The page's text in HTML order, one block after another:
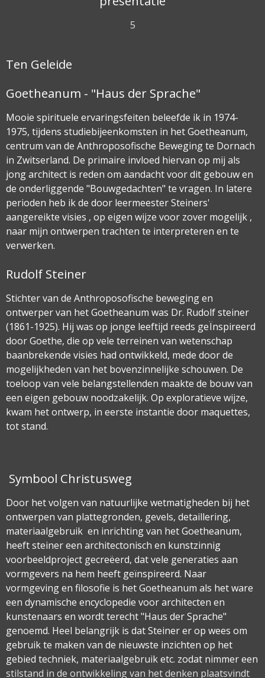
5
Ten Geleide
Goetheanum - "Haus der Sprache"
Mooie spirituele ervaringsfeiten beleefde ik in 1974-
1975, tijdens studiebijeenkomsten in het Goetheanum,
centrum van de Anthroposofische Beweging te Dornach
in Zwitserland. De primaire invloed hiervan op mij als
jong architect is reden om aandacht voor dit gebouw en
de onderliggende "Bouwgedachten" te vragen. In latere
perioden heb ik de door leermeester Steiners'
aangereikte visies , op eigen wijze voor zover mogelijk ,
naar mijn ontwerpen trachten te interpreteren en te
verwerken.
Rudolf Steiner
Stichter van de Anthroposofische beweging en
ontwerper van het Goetheanum was Dr. Rudolf steiner
(1861-1925). Hij was op jonge leeftijd reeds geÏnspireerd
door Goethe, die op vele terreinen van wetenschap
baanbrekende visies had ontwikkeld, mede door de
mogelijkheden van het bovenzinnelijke schouwen. De
toeloop van vele belangstellenden maakte de bouw van
een eigen gebouw noodzakelijk. Op exploratieve wijze,
kwam het ontwerp, in eerste instantie door maquettes,
tot stand.
Symbool Christusweg
Door het volgen van natuurlijke wetmatigheden bij het
ontwerpen van plattegronden, gevels, detaillering,
materiaalgebruik en inrichting van het Goetheanum,
heeft steiner een architectonisch en kunstzinnig
voorbeeldproject gecreëerd, dat vele generaties aan
vormgevers na hem heeft geïnspireerd. Naar
vormgeving en filosofie is het Goetheanum als het ware
een dynamische encyclopedie voor architecten en
kunstenaars en wordt terecht "Haus der Sprache"
genoemd. Heel belangrijk is dat Steiner er op wees om
gebruik te maken van de nieuwste inzichten op het
gebied techniek, materiaalgebruik etc. zodat nimmer een
stilstand in de ontwikkeling van het denken plaatsvindt